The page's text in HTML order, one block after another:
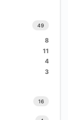
49
8
11
4
3
16